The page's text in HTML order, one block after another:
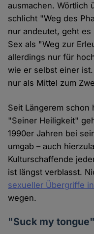
ausmachen. Wörtlich
schlicht "Weg des
nur andeutet, geht
Sex als "Weg zur
allerdings nur für
wie er selbst einer
nur als Mittel zum
Seit Längerem schon
"Seiner Heiligkeit"
1990er Jahren bei
umgab – auch
Kulturschaffende
ist längst verblasst.
sexueller Übergriffe
wegen.
"Suck my tongue"